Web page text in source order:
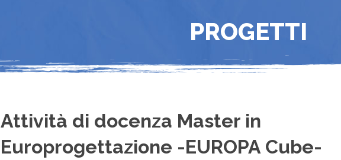
PROGETTI
Attività di docenza Master in
Europrogettazione -EUROPA Cube-